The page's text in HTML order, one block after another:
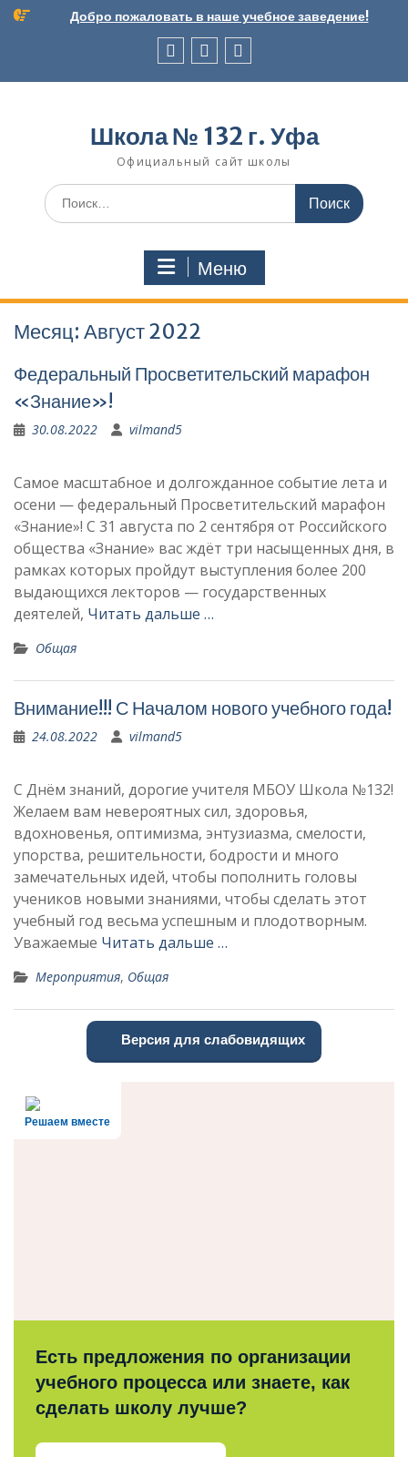
Перейти
Добро пожаловать в наше учебное заведение!
Школа № 132 г. Уфа
Официальный сайт школы
Поиск
по:
Меню
Месяц: Август 2022
Федеральный Просветительский марафон
«Знание»!
30.08.2022 vilmand5
Самое масштабное и долгожданное событие лета и
осени — федеральный Просветительский марафон
«Знание»! С 31 августа по 2 сентября от Российского
общества «Знание» вас ждёт три насыщенных дня, в
рамках которых пройдут выступления более 200
выдающихся лекторов — государственных
деятелей, Читать дальше …
Общая
Внимание!!! С Началом нового учебного года!
24.08.2022 vilmand5
С Днём знаний, дорогие учителя МБОУ Школа №132!
Желаем вам невероятных сил, здоровья,
вдохновенья, оптимизма, энтузиазма, смелости,
упорства, решительности, бодрости и много
замечательных идей, чтобы пополнить головы
учеников новыми знаниями, чтобы сделать этот
учебный год весьма успешным и плодотворным.
Уважаемые Читать дальше …
Мероприятия, Общая
Версия для слабовидящих
Решаем вместе
Есть предложения по организации
учебного процесса или знаете, как
сделать школу лучше?